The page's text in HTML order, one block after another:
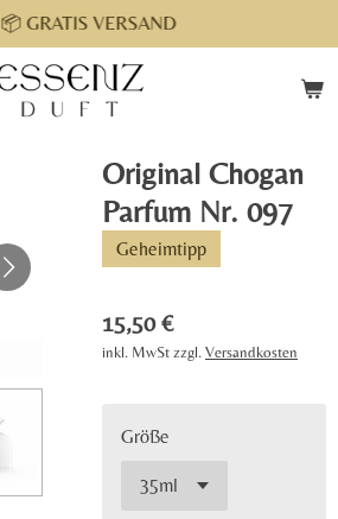
📦 GRATIS VERSAND
Original Chogan
Parfum Nr. 097
Geheimtipp
15,50 €
inkl. MwSt zzgl. Versandkosten
Größe